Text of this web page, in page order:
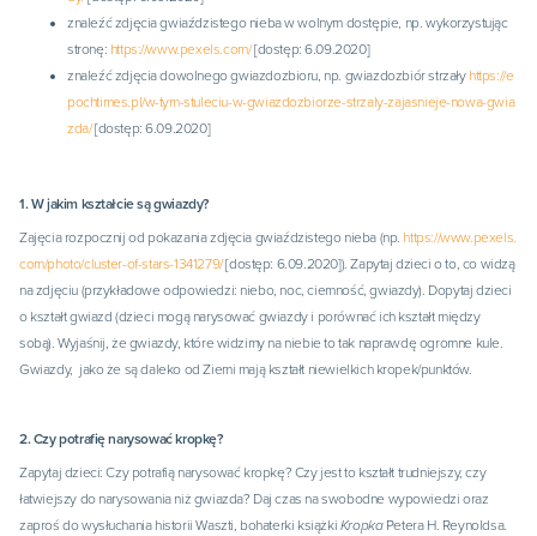
znaleźć zdjęcia gwiaździstego nieba w wolnym dostępie, np. wykorzystując
stronę: https://www.pexels.com/[dostęp: 6.09.2020]
znaleźć zdjęcia dowolnego gwiazdozbioru, np. gwiazdozbiór strzały https://e
pochtimes.pl/w-tym-stuleciu-w-gwiazdozbiorze-strzaly-zajasnieje-nowa-gwia
zda/[dostęp: 6.09.2020]
1. W jakim kształcie są gwiazdy?
Zajęcia rozpocznij od pokazania zdjęcia gwiaździstego nieba (np. https://www.pexels.
com/photo/cluster-of-stars-1341279/[dostęp: 6.09.2020]). Zapytaj dzieci o to, co widzą
na zdjęciu (przykładowe odpowiedzi: niebo, noc, ciemność, gwiazdy). Dopytaj dzieci
o kształt gwiazd (dzieci mogą narysować gwiazdy i porównać ich kształt między
sobą). Wyjaśnij, że gwiazdy, które widzimy na niebie to tak naprawdę ogromne kule.
Gwiazdy, jako że są daleko od Ziemi mają kształt niewielkich kropek/punktów.
2. Czy potrafię narysować kropkę?
Zapytaj dzieci: Czy potrafią narysować kropkę? Czy jest to kształt trudniejszy, czy
łatwiejszy do narysowania niż gwiazda? Daj czas na swobodne wypowiedzi oraz
zaproś do wysłuchania historii Waszti, bohaterki książki Kropka Petera H. Reynoldsa.